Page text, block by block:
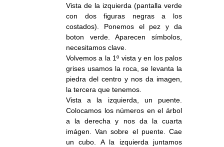
Vista de la izquierda (pantalla verde
con dos figuras negras a los
costados). Ponemos el pez y da
boton verde. Aparecen símbolos,
necesitamos clave.
Volvemos a la 1º vista y en los palos
grises usamos la roca, se levanta la
piedra del centro y nos da imagen,
la tercera que tenemos.
Vista a la izquierda, un puente.
Colocamos los números en el árbol
a la derecha y nos da la cuarta
imágen. Van sobre el puente. Cae
un cubo. A la izquierda juntamos